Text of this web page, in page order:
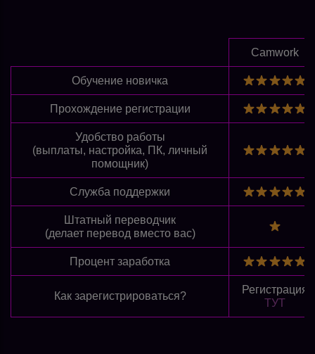
Camwork
Обучение новичка
Прохождение регистрации
Удобство работы
(выплаты, настройка, ПК, личный
помощник)
Служба поддержки
Штатный переводчик
(делает перевод вместо вас)
Процент заработка
Как зарегистрироваться?
Регистрация
ТУТ